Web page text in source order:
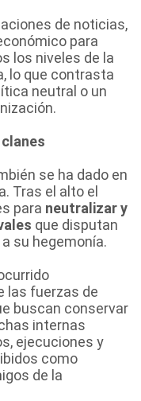
de noticias,
para
los niveles de la
lo que contrasta
neutral o un
se ha dado en
Tras el alto el
para neutralizar y
que disputan
su hegemonía.
las fuerzas de
buscan conservar
internas
ejecuciones y
como
de la